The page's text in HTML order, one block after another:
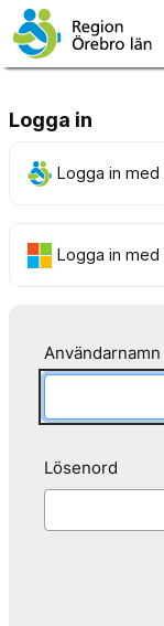
Logga in
Logga in med
Logga in med
Användarnamn
Lösenord